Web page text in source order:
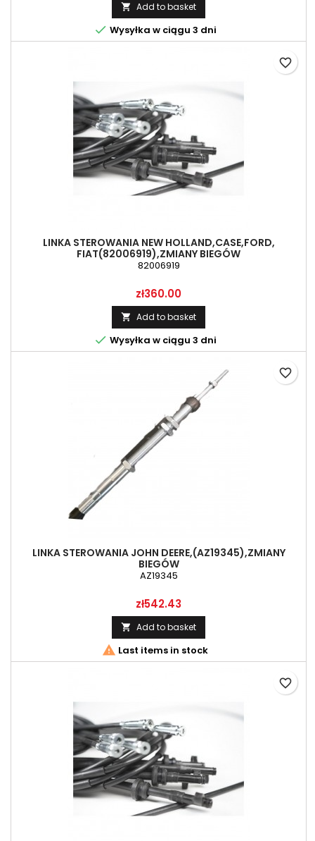
 Add to basket
 Wysyłka w ciągu 3 dni
LINKA STEROWANIA NEW HOLLAND,CASE,FORD,
FIAT(82006919),ZMIANY BIEGÓW
82006919
Price
zł360.00
 Add to basket
 Wysyłka w ciągu 3 dni
favorite_border
LINKA STEROWANIA JOHN DEERE,(AZ19345),ZMIANY
BIEGÓW
AZ19345
Price
zł542.43
 Add to basket
 Last items in stock
favorite_border
favorite_border